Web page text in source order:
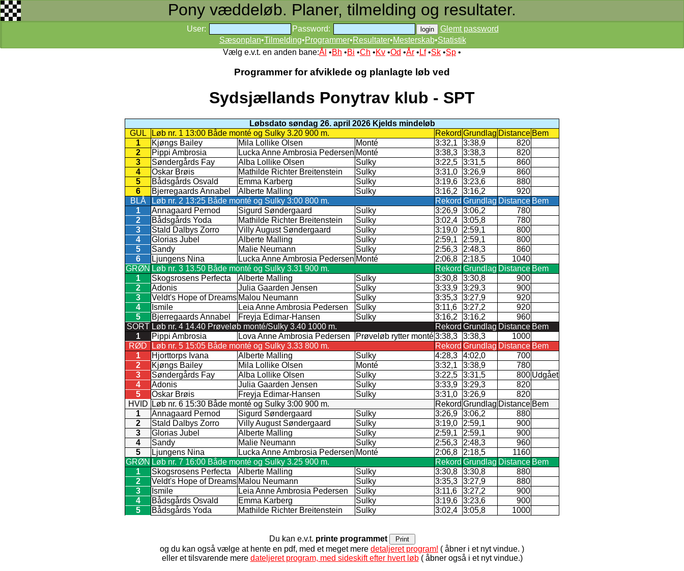
Pony væddeløb. Planer, tilmelding og resultater.
User: Password:
Glemt password
Sæsonplan•Tilmelding•Programmer•Resultater•Mesterskab•Statistik
Vælg e.v.t. en anden bane:Ål •Bh •Bi •Ch •Kv •Od •År • Lf•Sk •Sp •
Programmer for afviklede og planlagte løb ved
Sydsjællands Ponytrav klub - SPT
Løbsdato søndag 26. april 2026 Kjelds mindeløb
GUL
Løb nr. 1 13:00 Både monté og Sulky 3.20 900 m. Rekord Grundlag Distance Bem
1
Kjøngs Bailey Mila Lollike Olsen Monté 3:32,1 3:38,9
820
2
Pippi Ambrosia Lucka Anne Ambrosia Pedersen Monté 3:38,3 3:38,3
820
3
Søndergårds Fay Alba Lollike Olsen Sulky 3:22,5 3:31,5
860
4
Oskar Brøis Mathilde Richter Breitenstein Sulky 3:31,0 3:26,9
860
5
Bådsgårds Osvald Emma Karberg Sulky 3:19,6 3:23,6
880
6
Bjerregaards Annabel Alberte Malling Sulky 3:16,2 3:16,2
920
BLÅ
Løb nr. 2 13:25 Både monté og Sulky 3:00 800 m. Rekord Grundlag Distance Bem
1
Annagaard Pernod Sigurd Søndergaard Sulky 3:26,9 3:06,2
780
2
Bådsgårds Yoda Mathilde Richter Breitenstein Sulky 3:02,4 3:05,8
780
3
Stald Dalbys Zorro Villy August Søndergaard Sulky 3:19,0 2:59,1
800
4
Glorias Jubel Alberte Malling Sulky 2:59,1 2:59,1
800
5
Sandy Malie Neumann Sulky 2:56,3 2:48,3
860
6
Ljungens Nina Lucka Anne Ambrosia Pedersen Monté 2:06,8 2:18,5
1040
GRØN Løb nr. 3 13.50 Både monté og Sulky 3.31 900 m. Rekord Grundlag Distance Bem
1
Skogsrosens Perfecta Alberte Malling Sulky 3:30,8 3:30,8
900
2
Adonis Julia Gaarden Jensen Sulky 3:33,9 3:29,3
900
3
Veldt's Hope of Dreams Malou Neumann Sulky 3:35,3 3:27,9
920
4
Ismile Leia Anne Ambrosia Pedersen Sulky 3:11,6 3:27,2
920
5
Bjerregaards Annabel Freyja Edimar-Hansen Sulky 3:16,2 3:16,2
960
SORT Løb nr. 4 14.40 Prøveløb monté/Sulky 3.40 1000 m. Rekord Grundlag Distance Bem
1
Pippi Ambrosia Lova Anne Ambrosia Pedersen Prøveløb rytter monté3:38,3 3:38,3
1000
RØD
Løb nr. 5 15:05 Både monté og Sulky 3.33 800 m. Rekord Grundlag Distance Bem
1
Hjorttorps Ivana Alberte Malling Sulky 4:28,3 4:02,0
700
2
Kjøngs Bailey Mila Lollike Olsen Monté 3:32,1 3:38,9
780
3
Søndergårds Fay Alba Lollike Olsen Sulky 3:22,5 3:31,5 800 Udgået
4
Adonis Julia Gaarden Jensen Sulky 3:33,9 3:29,3
820
5
Oskar Brøis Freyja Edimar-Hansen Sulky 3:31,0 3:26,9
820
HVID
Løb nr. 6 15:30 Både monté og Sulky 3:00 900 m. Rekord Grundlag Distance Bem
1
Annagaard Pernod Sigurd Søndergaard Sulky 3:26,9 3:06,2
880
2
Stald Dalbys Zorro Villy August Søndergaard Sulky 3:19,0 2:59,1
900
3
Glorias Jubel Alberte Malling Sulky 2:59,1 2:59,1
900
4
Sandy Malie Neumann Sulky 2:56,3 2:48,3
960
5
Ljungens Nina Lucka Anne Ambrosia Pedersen Monté 2:06,8 2:18,5
1160
GRØN Løb nr. 7 16:00 Både monté og Sulky 3.25 900 m. Rekord Grundlag Distance Bem
1
Skogsrosens Perfecta Alberte Malling Sulky 3:30,8 3:30,8
880
2
Veldt's Hope of Dreams Malou Neumann Sulky 3:35,3 3:27,9
880
3
Ismile Leia Anne Ambrosia Pedersen Sulky 3:11,6 3:27,2
900
4
Bådsgårds Osvald Emma Karberg Sulky 3:19,6 3:23,6
900
5
Bådsgårds Yoda Mathilde Richter Breitenstein Sulky 3:02,4 3:05,8 1000
Du kan e.v.t. printe programmet
og du kan også vælge at hente en pdf, med et meget mere detaljeret program! ( åbner i et nyt vindue. )
eller et tilsvarende mere dateljeret program, med sideskift efter hvert løb( åbner også i et nyt vindue.)